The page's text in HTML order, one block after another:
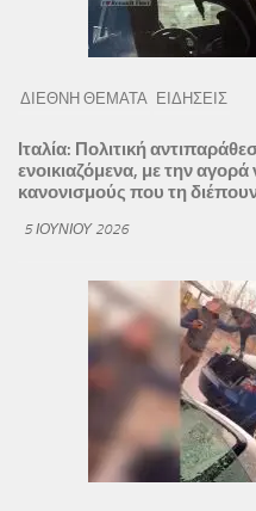
ΔΙΕΘΝΗ ΘΕΜΑΤΑ ΕΙΔΗΣΕΙΣ
Ιταλία: Πολιτική
ενοικιαζόμενα, με την
κανονισμούς που τη
5 ΙΟΥΝΊΟΥ 2026